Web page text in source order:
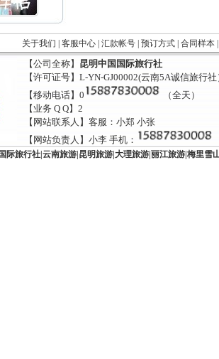
关于我们 客服中心| 汇款帐号| 预订方式| 合同样本
【公司全称】 昆明中国国际旅行社
【许可证号】L-YN-GJ00002(云南5A诚信旅行社
【移动电话】0
（全天）
【业务 Q Q】2
【网站联系人】客服：小郑 小张
【网站负责人】小李 手机：
际旅行社| 云南旅游| 昆明旅游| 大理旅游| 丽江旅游| 梅里雪